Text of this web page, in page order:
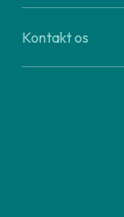
Kontakt os